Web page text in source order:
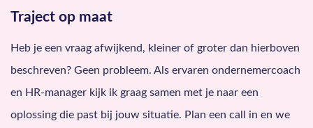
Traject op maat
Heb je een vraag afwijkend, kleiner of groter dan hierboven
beschreven? Geen probleem. Als ervaren ondernemercoach
en HR-manager kijk ik graag samen met je naar een
oplossing die past bij jouw situatie. Plan een call in en we